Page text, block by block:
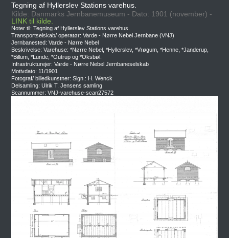
Tegning af Hyllerslev Stations varehus.
Kilde: Danmarks Jernbanemuseum - Dato: 1901 (november) -
LINK til kilde.
Noter til: Tegning af Hyllerslev Stations varehus.
Transportselskab/ operatør: Varde - Nørre Nebel Jernbane (VNJ)
Jernbanested: Varde - Nørre Nebel
Beskrivelse: Varehuse: *Nørre Nebel, *Hyllerslev, *Vrøgum, *Henne, *Janderup,
*Billum, *Lunde, *Outrup og *Oksbøl.
Infrastrukturejer: Varde - Nørre Nebel Jernbaneselskab
Motivdato: 11/1901
Fotograf/ billedkunstner: Sign.: H. Wenck
Delsamling: Ulrik T. Jensens samling
Scannummer: VNJ-varehuse-scan27572